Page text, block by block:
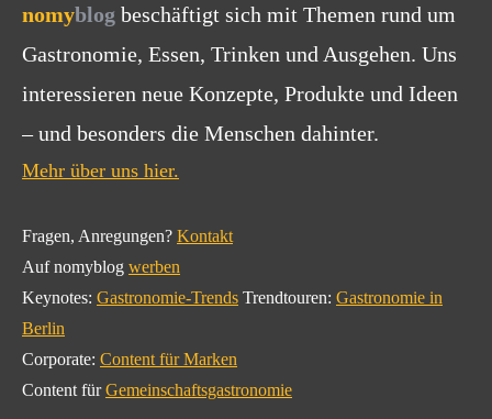
nomyblog beschäftigt sich mit Themen rund um
Gastronomie, Essen, Trinken und Ausgehen. Uns
interessieren neue Konzepte, Produkte und Ideen
– und besonders die Menschen dahinter.
Mehr über uns hier.
Fragen, Anregungen? Kontakt
Auf nomyblog werben
Keynotes: Gastronomie-Trends Trendtouren: Gastronomie in
Berlin
Corporate: Content für Marken
Content fürGemeinschaftsgastronomie